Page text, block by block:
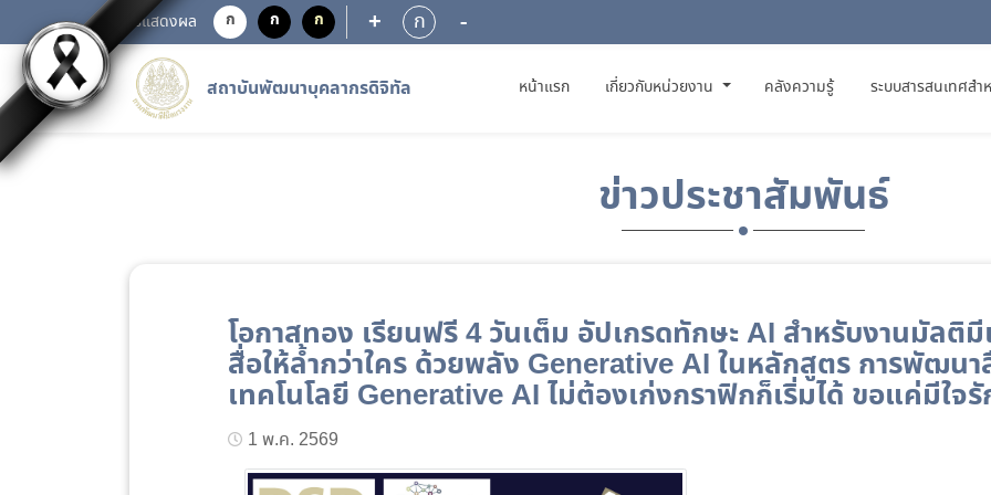
การแสดงผล ก ก ก + ก -
สถาบันพัฒนาบุคลากรดิจิทัล หน้าแรก(CURRENT)
เกี่ยวกับหน่วยงาน คลังความรู้ ระบบสารสนเทศส
ข่าวประชาสัมพันธ์
โอกาสทอง เรียนฟรี 4 วันเต็ม อัปเกรดทักษะ AI สำหรับงานมัลติมี
สื่อให้ล้ำกว่าใคร ด้วยพลัง Generative AI ในหลักสูตร การพัฒน
เทคโนโลยี Generative AI ไม่ต้องเก่งกราฟิกก็เริ่มได้ ขอแค่มีใจ
1 พ.ค. 2569